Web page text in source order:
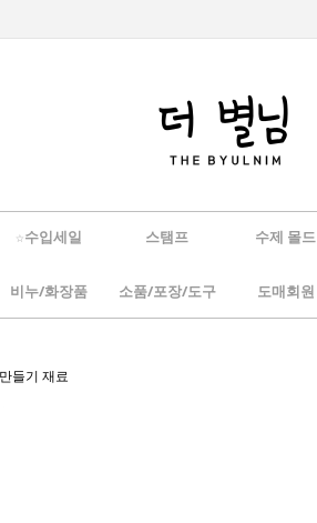
☆수입세일 스탬프 수제 몰드
비누/화장품 소품/포장/도구 도매회원
들기 재료